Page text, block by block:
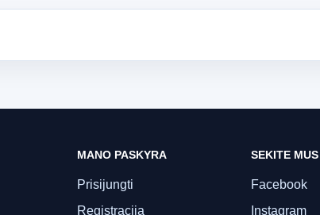
MANO PASKYRA
Prisijungti
Registracija
SEKITE MUS
Facebook
Instagram